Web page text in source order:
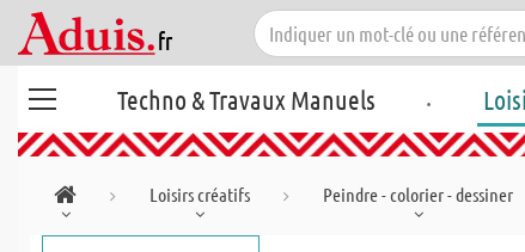
Techno & Travaux Manuels .
Loisirs créatifs Peindre - colorier - dessiner